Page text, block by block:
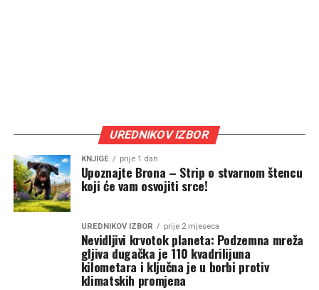
UREDNIKOV IZBOR
KNJIGE prije 1 dan
Upoznajte Brona – Strip o stvarnom štencu
koji će vam osvojiti srce!
UREDNIKOV IZBOR prije 2 mjeseca
Nevidljivi krvotok planeta: Podzemna mreža
gljiva dugačka je 110 kvadrilijuna
kilometara i ključna je u borbi protiv
klimatskih promjena